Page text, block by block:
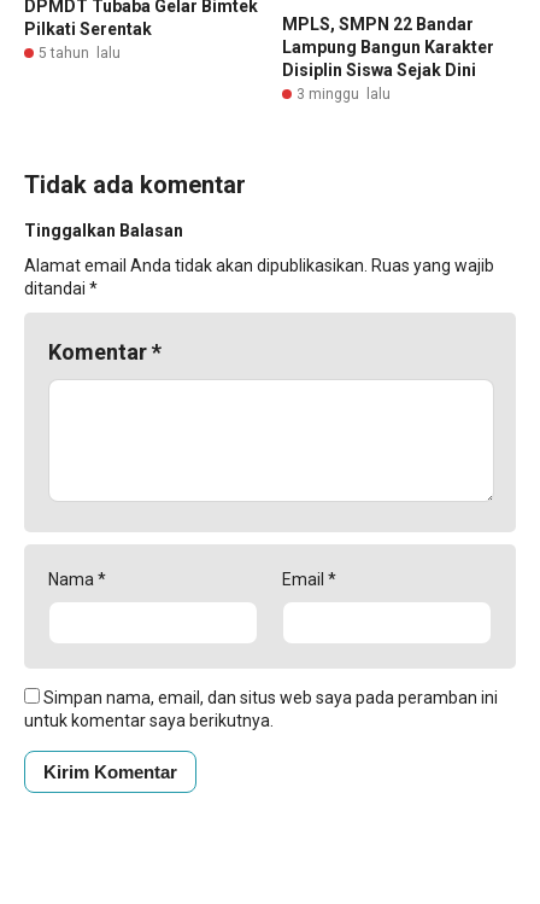
DPMDT Tubaba Gelar Bimtek
Pilkati Serentak
5 tahun lalu
MPLS, SMPN 22 Bandar
Lampung Bangun Karakter
Disiplin Siswa Sejak Dini
3 minggu lalu
Tidak ada komentar
Tinggalkan Balasan
Alamat email Anda tidak akan dipublikasikan. Ruas yang wajib
ditandai *
Komentar*
Nama * Email *
Simpan nama, email, dan situs web saya pada peramban ini
untuk komentar saya berikutnya.